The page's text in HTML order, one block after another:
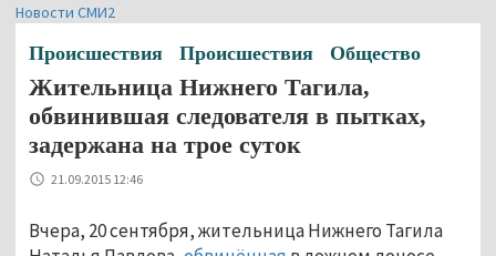
Новости СМИ2
Происшествия Происшествия Общество
Жительница Нижнего Тагила,
обвинившая следователя в пытках,
задержана на трое суток
21.09.2015 12:46
Вчера, 20 сентября, жительница Нижнего Тагила